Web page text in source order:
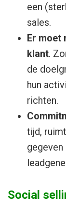
een
sales.
Er moet
klant.
de
hun
richten.
tijd,
Social